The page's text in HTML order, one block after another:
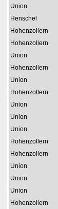
Union
Henschel
Hohenzollern
Hohenzollern
Union
Hohenzollern
Union
Hohenzollern
Union
Union
Union
Hohenzollern
Hohenzollern
Union
Union
Union
Hohenzollern